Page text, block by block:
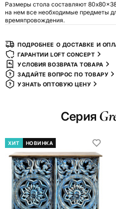
Размеры стола составляют
на нем все необходимые предметы
времяпровождения.
ПОДРОБНЕЕ О ДОСТАВКЕ И
ГАРАНТИИ LOFT CONCEPT
УСЛОВИЯ ВОЗВРАТА ТОВАРА
ЗАДАЙТЕ ВОПРОС ПО ТОВАРУ
УЗНАТЬ ОПТОВУЮ ЦЕНУ
Серия
ХИТ НОВИНКА